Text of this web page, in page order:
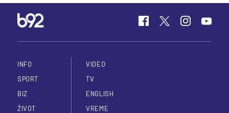
INFO
SPORT
BIZ
ŽIVOT
VIDEO
TV
ENGLISH
VREME